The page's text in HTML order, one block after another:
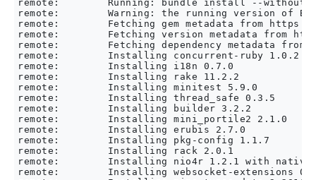
remote:        Running: bundle install --without
remote:        Warning: the running version of
remote:        Fetching gem metadata from
remote:        Fetching version metadata from
remote:        Fetching dependency metadata
remote:        Installing concurrent-ruby 1.0.2
remote:        Installing i18n 0.7.0
remote:        Installing rake 11.2.2
remote:        Installing minitest 5.9.0
remote:        Installing thread_safe 0.3.5
remote:        Installing builder 3.2.2
remote:        Installing mini_portile2 2.1.0
remote:        Installing erubis 2.7.0
remote:        Installing pkg-config 1.1.7
remote:        Installing rack 2.0.1
remote:        Installing nio4r 1.2.1 with native
remote:        Installing websocket-extensions